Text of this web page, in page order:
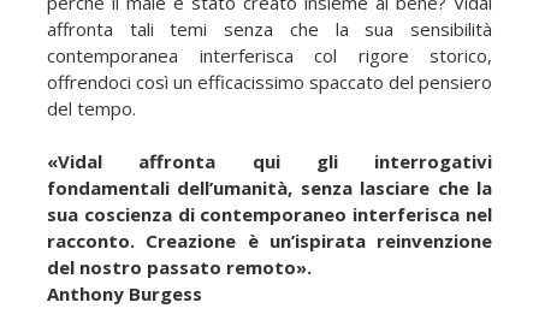
affronta tali temi senza che la sua sensibilità
contemporanea interferisca col rigore storico,
offrendoci così un efficacissimo spaccato del pensiero
del tempo.
«Vidal affronta qui gli interrogativi
fondamentali dell’umanità, senza lasciare che la
sua coscienza di contemporaneo interferisca nel
racconto. Creazione è un’ispirata reinvenzione
del nostro passato remoto».
Anthony Burgess